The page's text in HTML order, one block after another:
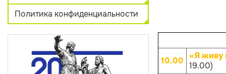
Политика конфиденциальности
10.00 «Я живу
19.00)